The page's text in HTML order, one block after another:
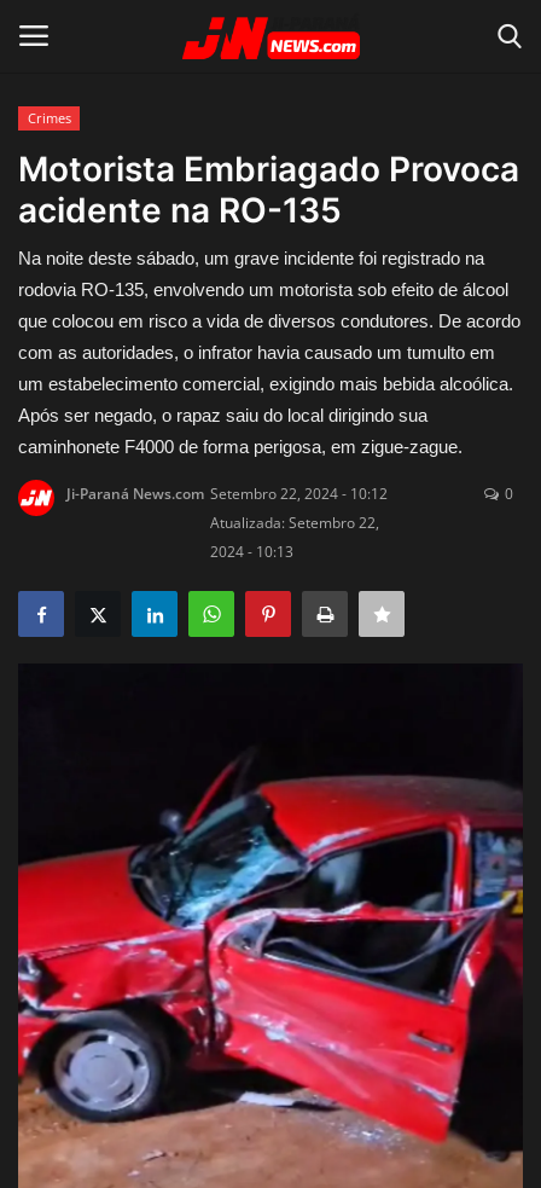
Home
Contato
Acidente
Polícia
Política
Justiça
Crimes
Motorista Embriagado Provoca
acidente na RO-135
Na noite deste sábado, um grave incidente foi registrado na
rodovia RO-135, envolvendo um motorista sob efeito de álcool
que colocou em risco a vida de diversos condutores. De acordo
com as autoridades, o infrator havia causado um tumulto em
um estabelecimento comercial, exigindo mais bebida alcoólica.
Após ser negado, o rapaz saiu do local dirigindo sua
caminhonete F4000 de forma perigosa, em zigue-zague.
Ji-Paraná News.com Setembro 22, 2024 - 10:12
Atualizada: Setembro 22,
2024 - 10:13
0